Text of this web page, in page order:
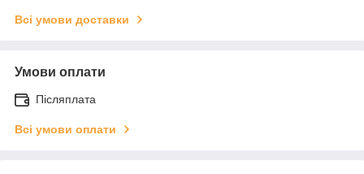
Всі умови доставки
Умови оплати
Післяплата
Всі умови оплати